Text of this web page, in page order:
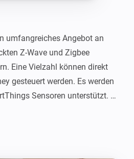
umfangreiches Angebot an
Z-Wave und Zigbee
Eine Vielzahl können direkt
gesteuert werden. Es werden
Sensoren unterstützt.